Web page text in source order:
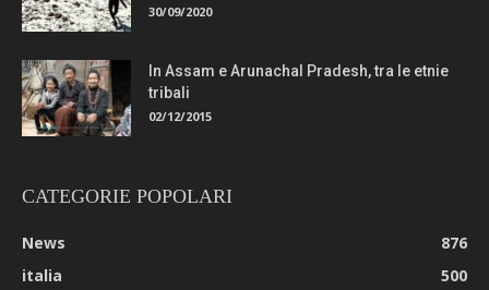
30/09/2020
In Assam e Arunachal Pradesh, tra le etnie
tribali
02/12/2015
CATEGORIE POPOLARI
News
876
italia
500